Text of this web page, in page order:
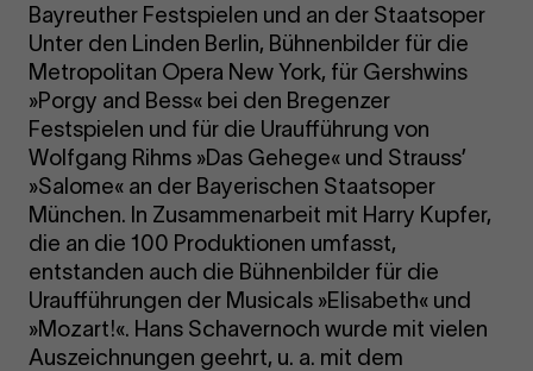
Bayreuther Festspielen und an der Staatsoper
Unter den Linden Berlin, Bühnenbilder für die
Metropolitan Opera New York, für Gershwins
»Porgy and Bess« bei den Bregenzer
Festspielen und für die Uraufführung von
Wolfgang Rihms »Das Gehege« und Strauss’
»Salome« an der Bayerischen Staatsoper
München. In Zusammenarbeit mit Harry Kupfer,
die an die 100 Produktionen umfasst,
entstanden auch die Bühnenbilder für die
Uraufführungen der Musicals »Elisabeth« und
»Mozart!«. Hans Schavernoch wurde mit vielen
Auszeichnungen geehrt, u. a. mit dem